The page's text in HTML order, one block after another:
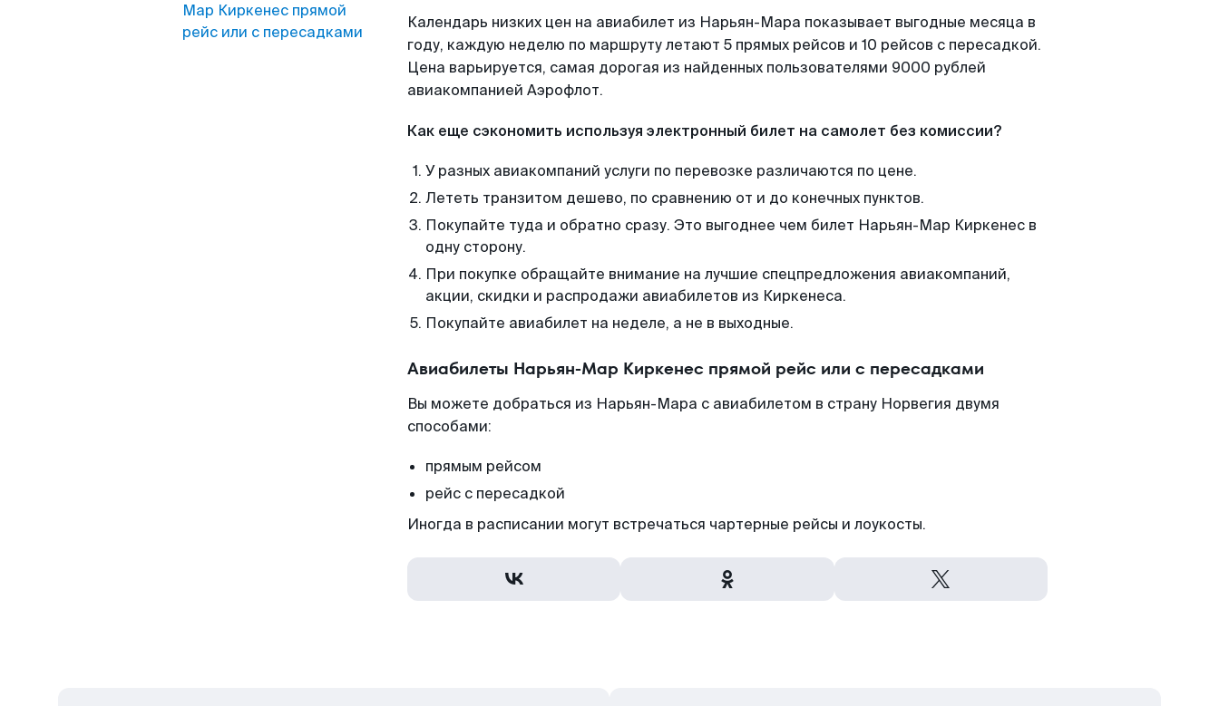
Мар Киркенес прямой
рейс или с пересадками
Календарь низких цен на авиабилет из Нарьян-Мара показывает выгодные месяца в
году, каждую неделю по маршруту летают 5 прямых рейсов и 10 рейсов с пересадкой.
Цена варьируется, самая дорогая из найденных пользователями 9000 рублей
авиакомпанией Аэрофлот.
Как еще сэкономить используя электронный билет на самолет без комиссии?
У разных авиакомпаний услуги по перевозке различаются по цене.
Лететь транзитом дешево, по сравнению от и до конечных пунктов.
Покупайте туда и обратно сразу. Это выгоднее чем билет Нарьян-Мар Киркенес в
одну сторону.
При покупке обращайте внимание на лучшие спецпредложения авиакомпаний,
акции, скидки и распродажи авиабилетов из Киркенеса.
Покупайте авиабилет на неделе, а не в выходные.
Авиабилеты Нарьян-Мар Киркенес прямой рейс или с пересадками
Вы можете добраться из Нарьян-Мара с авиабилетом в страну Норвегия двумя
способами:
прямым рейсом
рейс с пересадкой
Иногда в расписании могут встречаться чартерные рейсы и лоукосты.